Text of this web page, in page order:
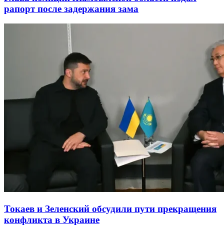
рапорт после задержания зама
Токаев и Зеленский обсудили пути прекращения
конфликта в Украине